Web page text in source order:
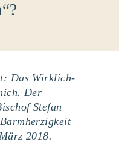
Das Wirklich-
Der
Stefan
2018.